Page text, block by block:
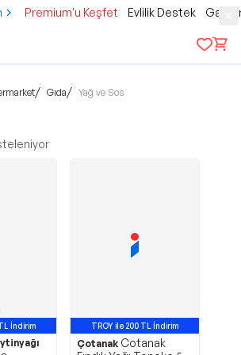
Premium'u Keşfet Evlilik Destek
/ Gıda/ Yağ ve Sos
İndirim
TROY ile 200 TL İndirim
Çotanak Cotanak